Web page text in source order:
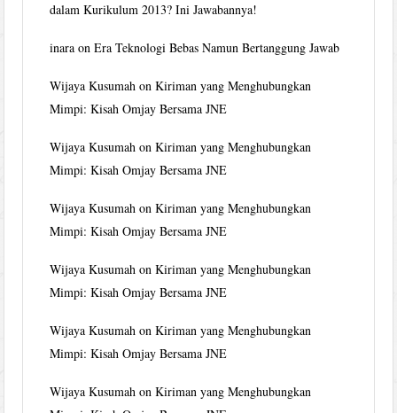
dalam Kurikulum 2013? Ini Jawabannya!
inara onEra Teknologi Bebas Namun Bertanggung Jawab
Wijaya Kusumah onKiriman yang Menghubungkan
Mimpi: Kisah Omjay Bersama JNE
Wijaya Kusumah onKiriman yang Menghubungkan
Mimpi: Kisah Omjay Bersama JNE
Wijaya Kusumah onKiriman yang Menghubungkan
Mimpi: Kisah Omjay Bersama JNE
Wijaya Kusumah onKiriman yang Menghubungkan
Mimpi: Kisah Omjay Bersama JNE
Wijaya Kusumah onKiriman yang Menghubungkan
Mimpi: Kisah Omjay Bersama JNE
Wijaya Kusumah onKiriman yang Menghubungkan